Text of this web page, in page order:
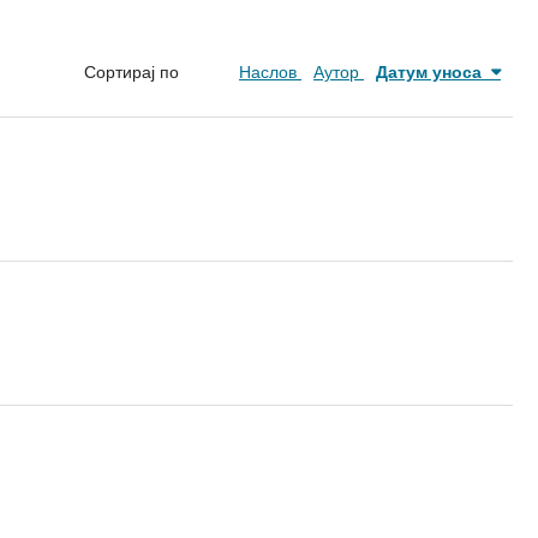
Сортирај по Наслов Аутор Датум уноса